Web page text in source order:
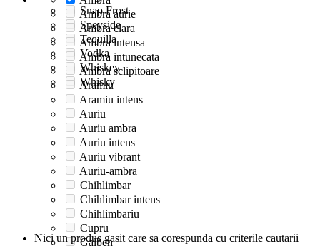
Snap Frost
Speyside
Tequilla
Vodka
Whiskey
Whisky
Ambra aurie
Ambra clara
Ambra intensa
Ambra intunecata
Ambra sclipitoare
Aramiu
Aramiu intens
Auriu
Auriu ambra
Auriu intens
Auriu vibrant
Auriu-ambra
Chihlimbar
Chihlimbar intens
Chihlimbariu
Cupru
Galben
Nici un produs gasit care sa corespunda cu criterile cautarii